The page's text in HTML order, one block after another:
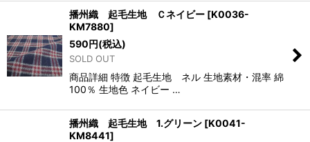
播州織 起毛生地 Ｃネイビー [K0036-
KM7880]
590円(税込)
SOLD OUT
商品詳細 特徴 起毛生地 ネル 生地素材・混率 綿
100％ 生地色 ネイビー …
播州織 起毛生地 1.グリーン [K0041-
KM8441]